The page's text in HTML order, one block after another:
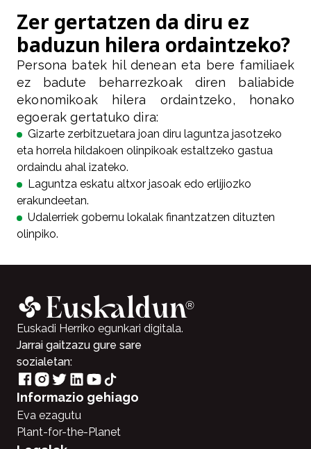
Zer gertatzen da diru ez
baduzun hilera ordaintzeko?
Persona batek hil denean eta bere familiaek
ez badute beharrezkoak diren baliabide
ekonomikoak hilera ordaintzeko, honako
egoerak gertatuko dira:
Gizarte zerbitzuetara joan diru laguntza jasotzeko
eta horrela hildakoen olinpikoak estaltzeko gastua
ordaindu ahal izateko.
Laguntza eskatu altxor jasoak edo erlijiozko
erakundeetan.
Udalerriek gobernu lokalak finantzatzen dituzten
olinpiko.
Euskadi Herriko egunkari digitala.
Jarrai gaitzazu gure sare
sozialetan:
Informazio gehiago
Eva ezagutu
Plant-for-the-Planet